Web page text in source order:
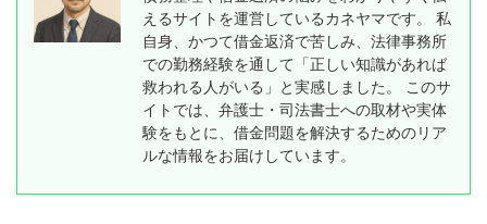
えるサイトを運営しているカネヤマです。 私
自身、かつて借金返済で苦しみ、法律事務所
での勤務経験を通して「正しい知識があれば
救われる人がいる」と実感しました。 このサ
イトでは、弁護士・司法書士への取材や実体
験をもとに、借金問題を解決するためのリア
ルな情報をお届けしています。